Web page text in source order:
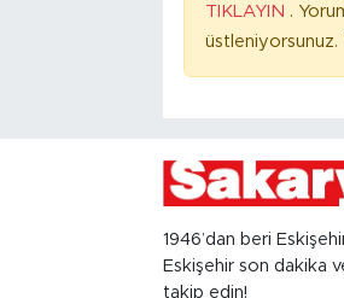
TIKLAYIN .
üstleniyorsunuz.
1946’dan beri
Eskişehir son dakika
takip edin!